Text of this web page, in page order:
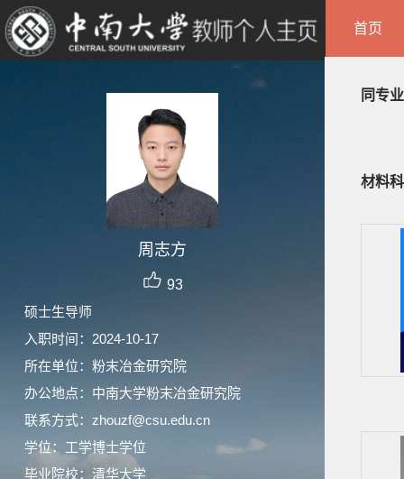
周志方
93
硕士生导师
入职时间：2024-10-17
所在单位：粉末冶金研究院
办公地点：中南大学粉末冶金研究院
联系方式：zhouzf@csu.edu.cn
学位：工学博士学位
毕业院校：清华大学
首页
同专
材料